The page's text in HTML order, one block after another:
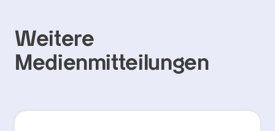
Weitere
Medienmitteilungen